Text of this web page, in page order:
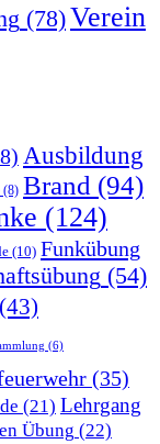
(78)Verein
Ausbildung
(8) Brand (94)
(124)
(10) Funkübung
(54)
(43)
(6)
(35)
(21) Lehrgang
Übung (22)